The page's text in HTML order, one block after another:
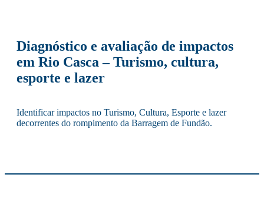
Diagnóstico e avaliação de impactos
em Rio Casca – Turismo, cultura,
esporte e lazer
Identificar impactos no Turismo, Cultura, Esporte e lazer
decorrentes do rompimento da Barragem de Fundão.